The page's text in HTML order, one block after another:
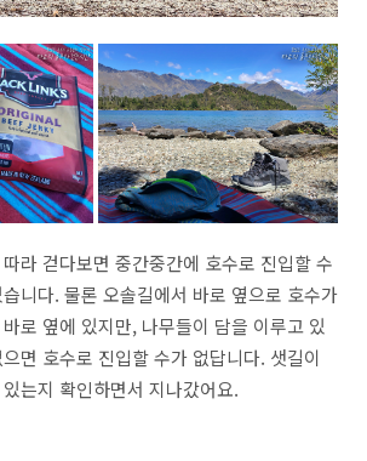
라 걷다보면 중간중간에 호수로 진입할 수
니다. 물론 오솔길에서 바로 옆으로 호수가
로 옆에 있지만, 나무들이 담을 이루고 있
면 호수로 진입할 수가 없답니다. 샛길이
는지 확인하면서 지나갔어요.